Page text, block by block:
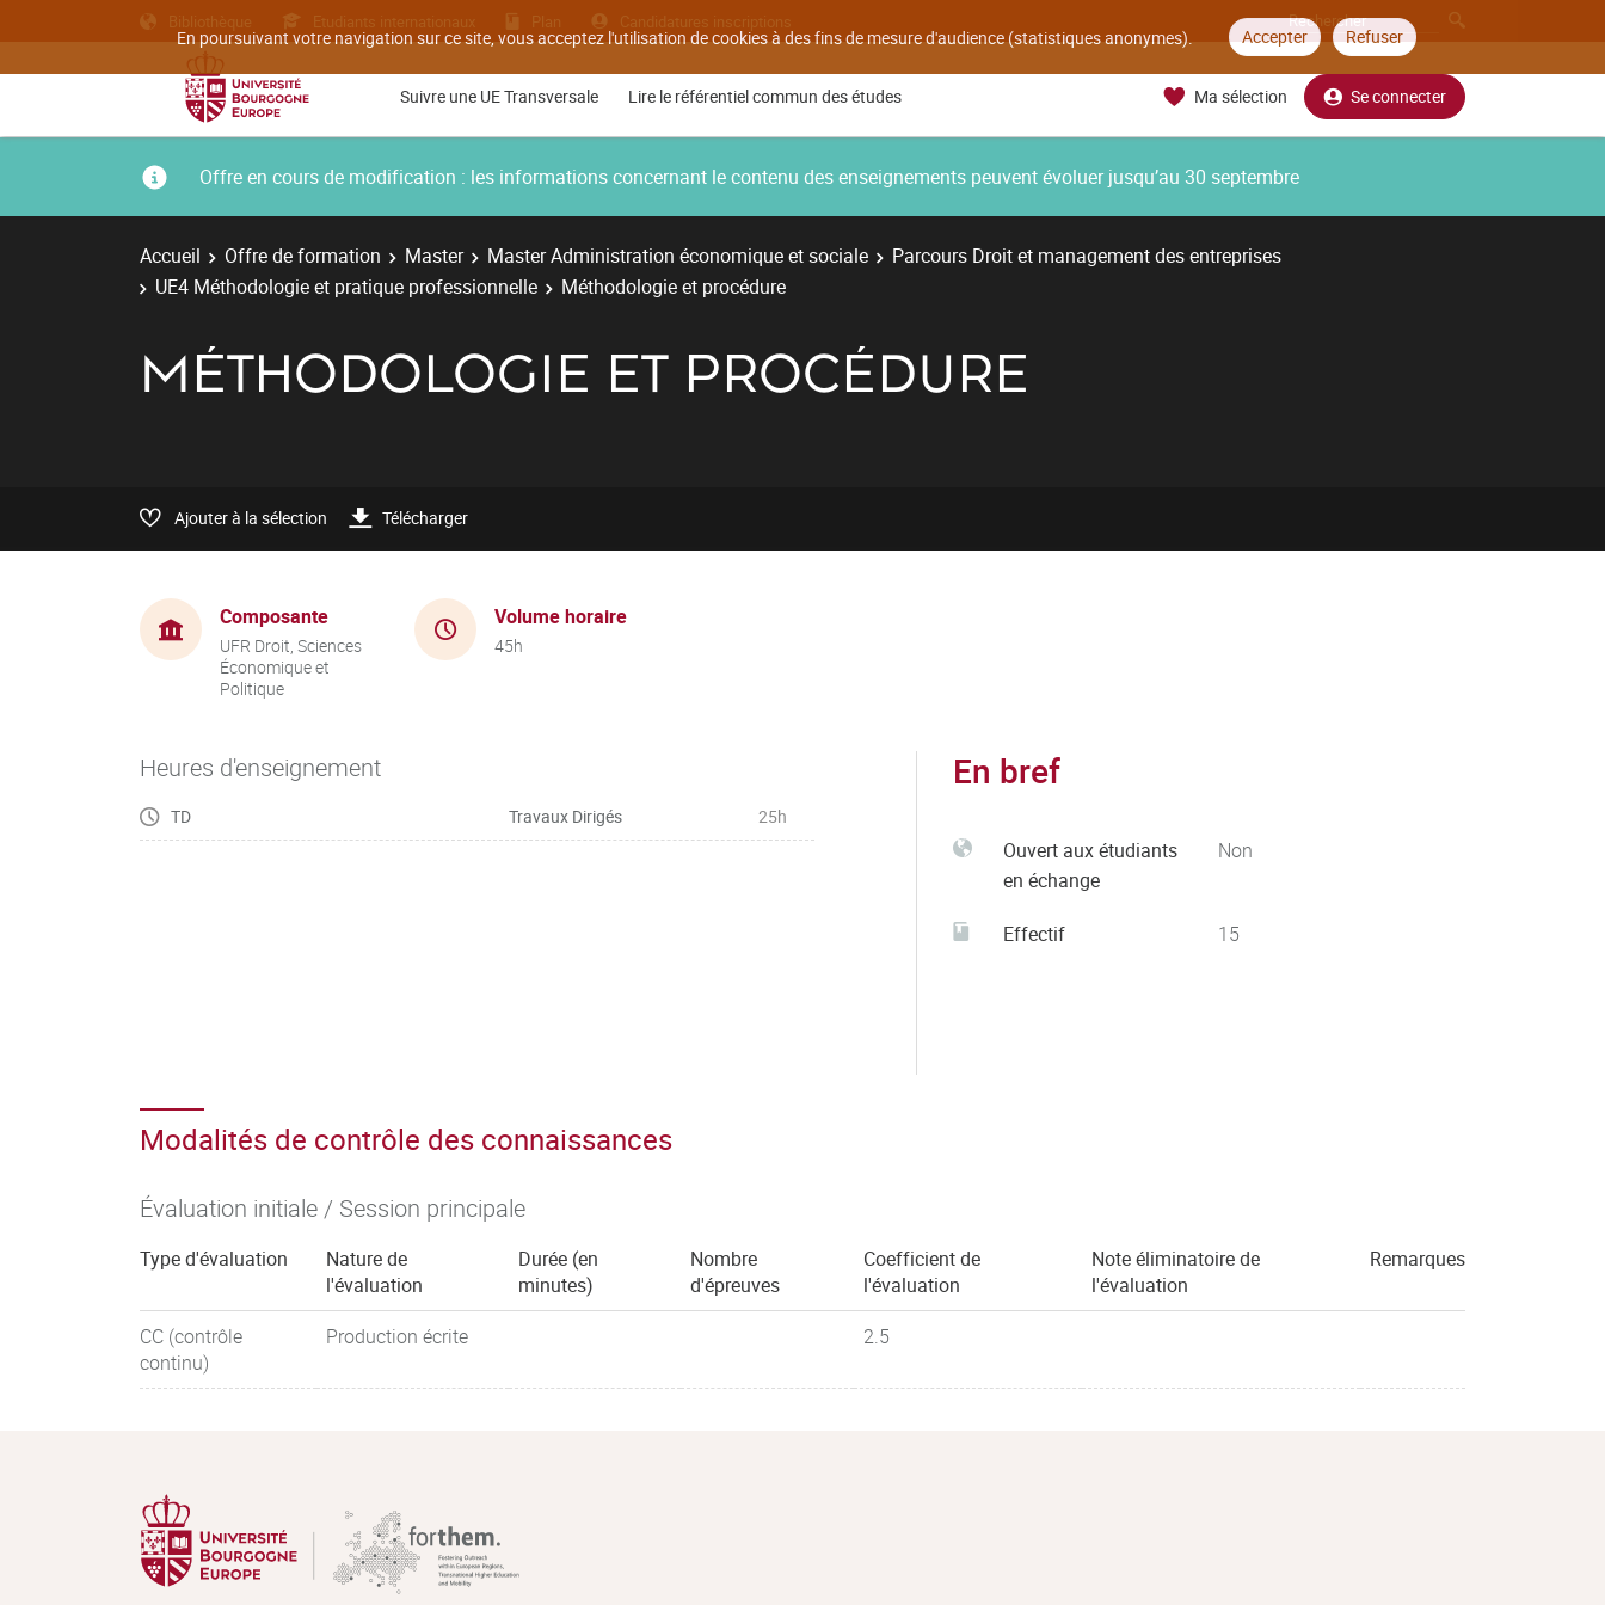
En poursuivant votre navigation sur ce site, vous acceptez l'utilisation de cookies à des fins de mesure d'audience (statistiques anonymes). Accepter Refuser
Bibliothèque Etudiants internationaux Plan Candidatures inscriptions
Suivre une UE Transversale Lire le référentiel commun des études Ma sélection Se connecter
Offre en cours de modification : les informations concernant le contenu des enseignements peuvent évoluer jusqu’au 30 septembre
Accueil Offre de formation Master Master Administration économique et sociale
Parcours Droit et management des entreprises
UE4 Méthodologie et pratique professionnelle
Méthodologie et procédure
MÉTHODOLOGIE ET PROCÉDURE
Ajouter à la sélection Télécharger
Composante
UFR Droit, Sciences
Économique et
Politique
Volume horaire
45h
Heures d'enseignement
TD Travaux Dirigés 25h
En bref
Ouvert aux étudiants
en échange
Non
Effectif 15
Modalités de contrôle des connaissances
Évaluation initiale / Session principale
Type d'évaluation
Nature de
l'évaluation
Durée (en
minutes)
Nombre
d'épreuves
Coefficient de
l'évaluation
Note éliminatoire de
l'évaluation
Remarques
CC (contrôle
continu)
Production écrite 2.5